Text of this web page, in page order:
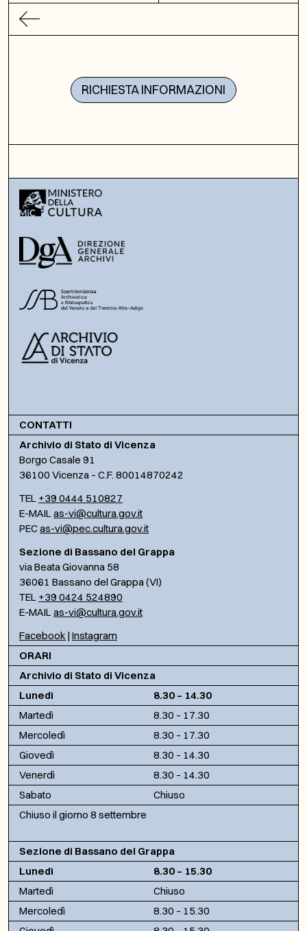
RICHIESTA INFORMAZIONI
CONTATTI
Archivio di Stato di Vicenza
Borgo Casale 91
36100 Vicenza – C.F. 80014870242
TEL +39 0444 510827
E-MAILas-vi@cultura.gov.it
PECas-vi@pec.cultura.gov.it
Sezione di Bassano del Grappa
via Beata Giovanna 58
36061 Bassano del Grappa (VI)
TEL +39 0424 524890
E-MAILas-vi@cultura.gov.it
Facebook | Instagram
ORARI
Archivio di Stato di Vicenza
Lunedì
8.30 – 14.30
Martedì
8.30 – 17.30
Mercoledì
8.30 – 17.30
Giovedì
8.30 – 14.30
Venerdì
8.30 – 14.30
Sabato
Chiuso
Chiuso il giorno 8 settembre
Sezione di Bassano del Grappa
Lunedì
8.30 – 15.30
Martedì
Chiuso
Mercoledì
8.30 – 15.30